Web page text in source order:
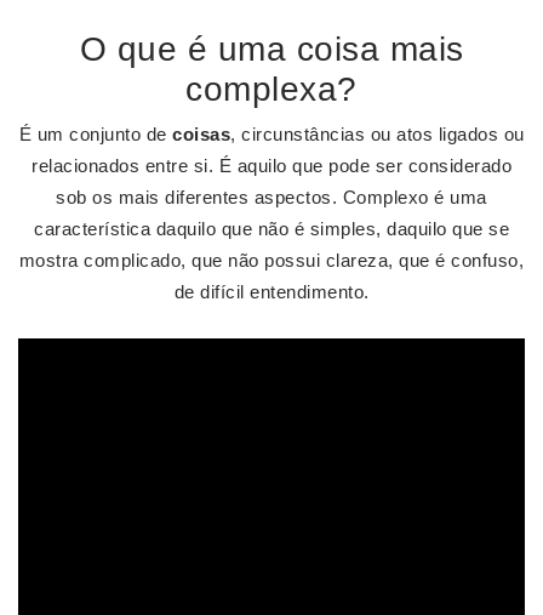
O que é uma coisa mais
complexa?
É um conjunto de coisas, circunstâncias ou atos ligados ou
relacionados entre si. É aquilo que pode ser considerado
sob os mais diferentes aspectos. Complexo é uma
característica daquilo que não é simples, daquilo que se
mostra complicado, que não possui clareza, que é confuso,
de difícil entendimento.